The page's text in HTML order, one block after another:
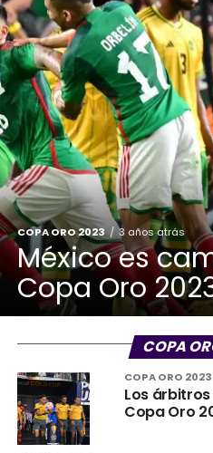
COPA ORO 2023 3 años atrás
México es
Copa Oro
COPA
COPA ORO 2023
Los
Copa Oro